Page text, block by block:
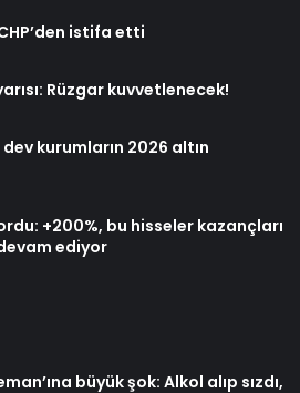
istifa etti
Rüzgar kuvvetlenecek!
kurumların 2026 altın
+200%, bu hisseler kazançları
ediyor
büyük şok: Alkol alıp sızdı,